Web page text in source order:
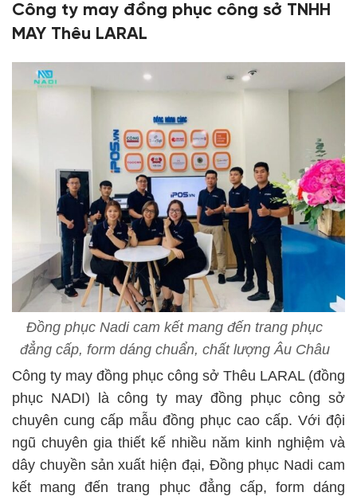
Công ty may đồng phục công sở TNHH
MAY Thêu LARAL
Đồng phục Nadi cam kết mang đến trang phục
đẳng cấp, form dáng chuẩn, chất lượng Âu Châu
Công ty may đồng phục công sở Thêu LARAL (đồng
phục NADI) là công ty may đồng phục công sở
chuyên cung cấp mẫu đồng phục cao cấp. Với đội
ngũ chuyên gia thiết kế nhiều năm kinh nghiệm và
dây chuyền sản xuất hiện đại, Đồng phục Nadi cam
kết mang đến trang phục đẳng cấp, form dáng